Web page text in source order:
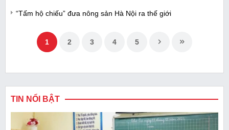
“Tấm hộ chiếu” đưa nông sản Hà Nội ra thế giới
1 2 3 4 5
TIN NỔI BẬT